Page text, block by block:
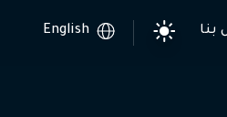
بنا English